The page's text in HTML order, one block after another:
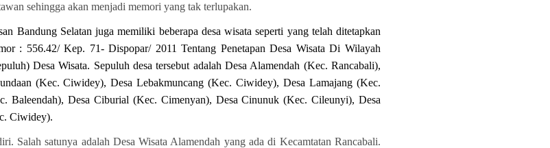
sehingga akan menjadi memori yang tak terlupakan.
Bandung Selatan juga memiliki beberapa desa wisata seperti yang telah ditetapkan
: 556.42/ Kep. 71- Dispopar/ 2011 Tentang Penetapan Desa Wisata Di Wilayah
Desa Wisata. Sepuluh desa tersebut adalah Desa Alamendah (Kec. Rancabali),
(Kec. Ciwidey), Desa Lebakmuncang (Kec. Ciwidey), Desa Lamajang (Kec.
Baleendah), Desa Ciburial (Kec. Cimenyan), Desa Cinunuk (Kec. Cileunyi), Desa
Ciwidey).
Salah satunya adalah Desa Wisata Alamendah yang ada di Kecamtatan Rancabali.